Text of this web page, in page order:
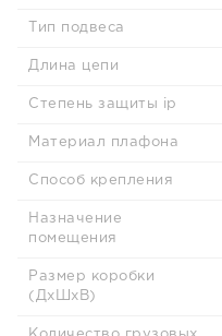
Тип подвеса
Длина цепи
Степень защиты ip
Материал плафона
Способ крепления
Назначение
помещения
Размер коробки
(ДхШхВ)